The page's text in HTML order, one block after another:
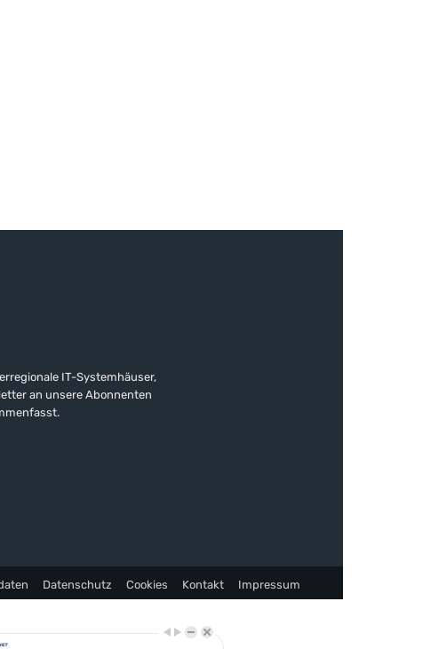
IT-Systemhäuser,
an unsere Abonnenten
Datenschutz Cookies Kontakt Impressum